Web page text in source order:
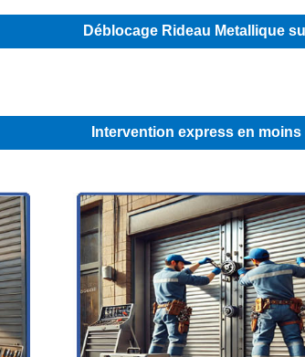
Déblocage Rideau Metallique
Intervention express en